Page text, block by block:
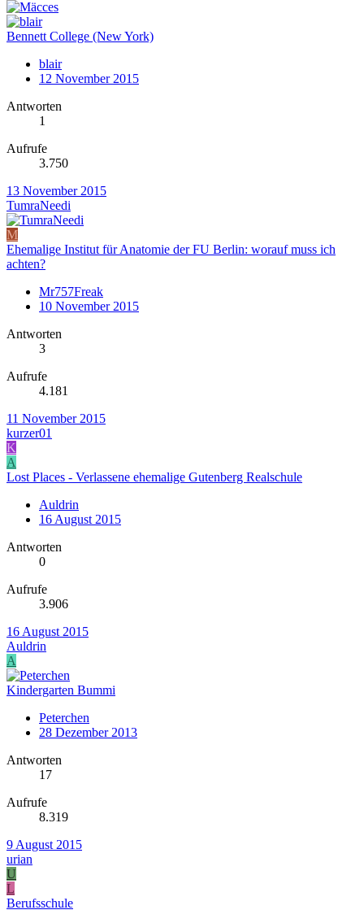
Bennett College (New York)
blair
12 November 2015
Antworten
1
Aufrufe
3.750
13 November 2015
TumraNeedi
M
Ehemalige Institut für Anatomie der FU Berlin: worauf muss ich
achten?
Mr757Freak
10 November 2015
Antworten
3
Aufrufe
4.181
11 November 2015
kurzer01
K
A
Lost Places - Verlassene ehemalige Gutenberg Realschule
Auldrin
16 August 2015
Antworten
0
Aufrufe
3.906
16 August 2015
Auldrin
A
Kindergarten Bummi
Peterchen
28 Dezember 2013
Antworten
17
Aufrufe
8.319
9 August 2015
urian
U
L
Berufsschule